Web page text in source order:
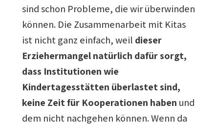
sind schon Probleme, die wir überwinden
können. Die Zusammenarbeit mit Kitas
ist nicht ganz einfach, weil dieser
Erziehermangel natürlich dafür sorgt,
dass Institutionen wie
Kindertagesstätten überlastet sind,
keine Zeit für Kooperationen haben und
dem nicht nachgehen können. Wenn da